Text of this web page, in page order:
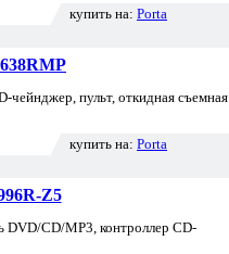
купить на: Porta
пульт, откидная съемная
купить на: Porta
Z5
DVD/CD/MP3, контроллер CD-